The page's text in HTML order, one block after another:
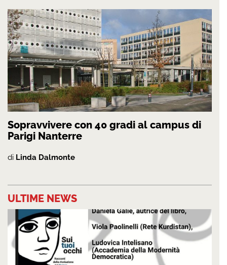
Sopravvivere con 40 gradi al campus di
Parigi Nanterre
di Linda Dalmonte
ULTIME NEWS